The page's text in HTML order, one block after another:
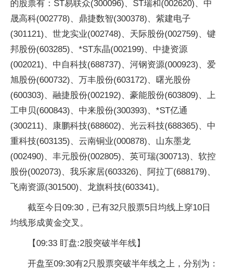
的股票有：ST易联众(300096)、ST瑞和(002620)、中
晟高科(002778)、鼎捷数智(300378)、紫建电子
(301121)、世龙实业(002748)、天际股份(002759)、键
邦股份(603285)、*ST东晶(002199)、中捷资源
(002021)、中自科技(688737)、河钢资源(000923)、爱
旭股份(600732)、万丰股份(603172)、曙光股份
(600303)、融捷股份(002192)、豪能股份(603809)、上
工申贝(600843)、中来股份(300393)、*ST亿通
(300211)、康鹏科技(688602)、光云科技(688365)、中
重科技(603135)、云南铜业(000878)、山东墨龙
(002490)、丰元股份(002805)、英可瑞(300713)、软控
股份(002073)、我乐家居(603326)、阿拉丁(688179)、
飞南资源(301500)、龙旗科技(603341)。
截至今日09:30，已有32只股票5日均线上穿10日
均线形成黄金交叉。
【09:33 盯盘:2股突破半年线】
开盘至09:30有2只股票突破半年线之上，分别为：